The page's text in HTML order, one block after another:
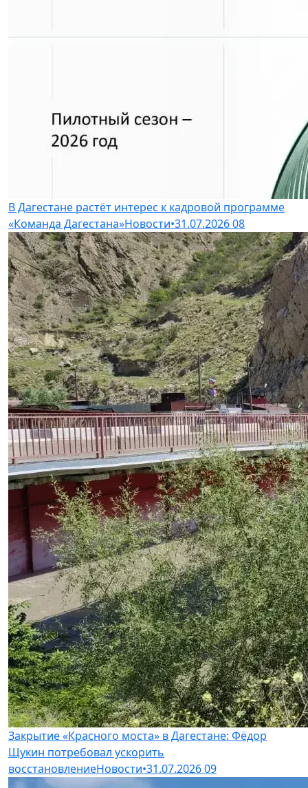
В Дагестане растёт интерес к кадровой программе
«Команда Дагестана»Новости•31.07.202608
Закрытие «Красного моста» в Дагестане: Фёдор
Щукин потребовал ускорить
восстановлениеНовости•31.07.202609